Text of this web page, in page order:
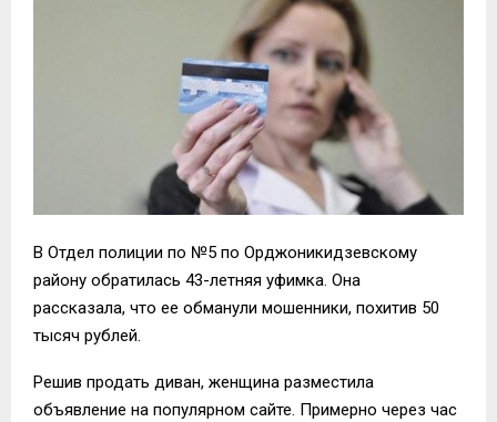
В Отдел полиции по №5 по Орджоникидзевскому
району обратилась 43-летняя уфимка. Она
рассказала, что ее обманули мошенники, похитив 50
тысяч рублей.
Решив продать диван, женщина разместила
объявление на популярном сайте. Примерно через час